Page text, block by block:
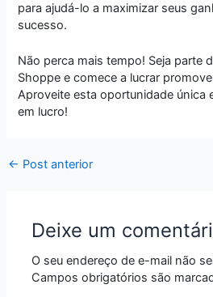
para ajudá-lo a maximizar seus
sucesso.
Não perca mais tempo! Seja parte
Shoppe e comece a lucrar
Aproveite esta oportunidade única
em lucro!
← Post anterior
Deixe um
O seu endereço de e-mail não
Campos obrigatórios são